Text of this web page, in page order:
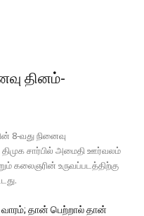
தினம்-
8-வது நினைவு
சார்பில் அமைதி ஊர்வலம்
கலைஞரின் உருவப்படத்திற்கு
வாரம்; தான் பெற்றால் தான்